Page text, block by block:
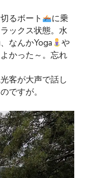
るボート
に乗
ックス状態。水
なんかYoga
や
かった～。忘れ
客が大声で話し
ですが。